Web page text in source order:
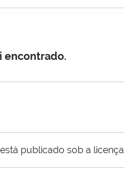
encontrado.
publicado sob a licença